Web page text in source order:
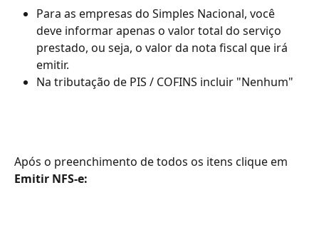
Para as empresas do Simples Nacional, você
deve informar apenas o valor total do serviço
prestado, ou seja, o valor da nota fiscal que irá
emitir.
Na tributação de PIS / COFINS incluir "Nenhum"
Após o preenchimento de todos os itens clique em
Emitir NFS-e: